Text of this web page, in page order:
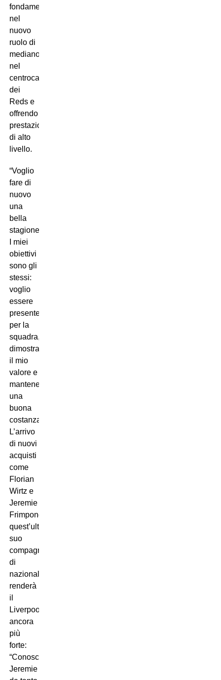
fondamentale
nel
nuovo
ruolo di
mediano
nel
centrocampo
dei
Reds e
offrendo
prestazioni
di alto
livello.
“Voglio
fare di
nuovo
una
bella
stagione.
I miei
obiettivi
sono gli
stessi:
voglio
essere
presente
per la
squadra,
dimostrare
il mio
valore e
mantenere
una
buona
costanza”.
L’arrivo
di nuovi
acquisti
come
Florian
Wirtz e
Jeremie
Frimpong,
quest’ultimo
suo
compagno
di
nazionale,
renderà
il
Liverpool
ancora
più
forte:
“Conosco
Jeremie